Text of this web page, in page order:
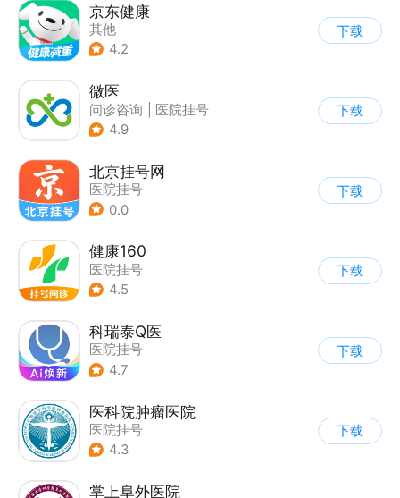
京东健康
其他
4.2
下载
微医
问诊咨询
医院挂号
4.9
下载
北京挂号网
医院挂号
0.0
下载
健康160
医院挂号
4.5
下载
科瑞泰Q医
医院挂号
4.7
下载
医科院肿瘤医院
医院挂号
4.3
下载
掌上阜外医院